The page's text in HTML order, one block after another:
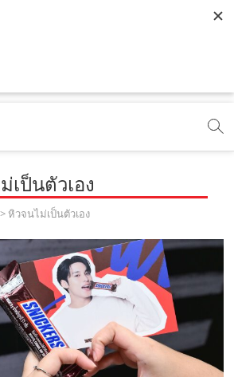
t
g
r
a
m
.
c
o
m
t
k
.
c
o
m
Oops!
| CREATIVE | ADVERTISING | CAMPAIGN |
เป็นตัวเอง
>หิวจนไม่เป็นตัวเอง